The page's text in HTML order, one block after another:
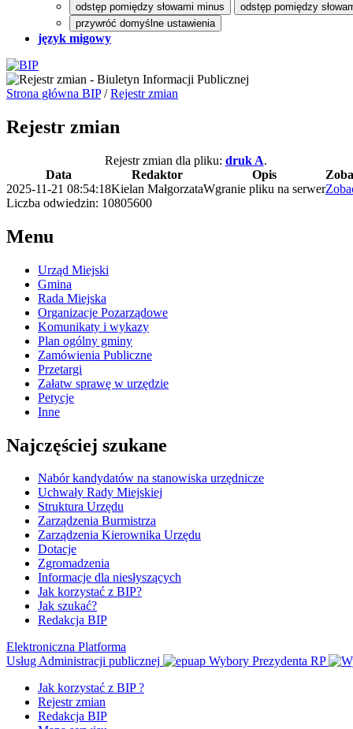
odstęp pomiędzy słowami minus
odstęp pomiędzy
przywróć domyślne ustawienia
język migowy
Strona główna BIP/Rejestr zmian
Rejestr zmian
Rejestr zmian dla pliku: druk A.
Data
Redaktor Opis
2025-11-21 08:54:18Kielan MałgorzataWgranie pliku na serwer
Liczba odwiedzin: 10805600
Menu
Urząd Miejski
Gmina
Rada Miejska
Organizacje Pozarządowe
Komunikaty i wykazy
Plan ogólny gminy
Zamówienia Publiczne
Przetargi
Załatw sprawę w urzędzie
Petycje
Inne
Najczęściej szukane
Nabór kandydatów na stanowiska urzędnicze
Uchwały Rady Miejskiej
Struktura Urzędu
Zarządzenia Burmistrza
Zarządzenia Kierownika Urzędu
Dotacje
Zgromadzenia
Informacje dla niesłyszących
Jak korzystać z BIP?
Jak szukać?
Redakcja BIP
Elektroniczna Platforma
Usług Administracji publicznej
Wybory Prezydenta RP
Jak korzystać z BIP ?
Rejestr zmian
Redakcja BIP